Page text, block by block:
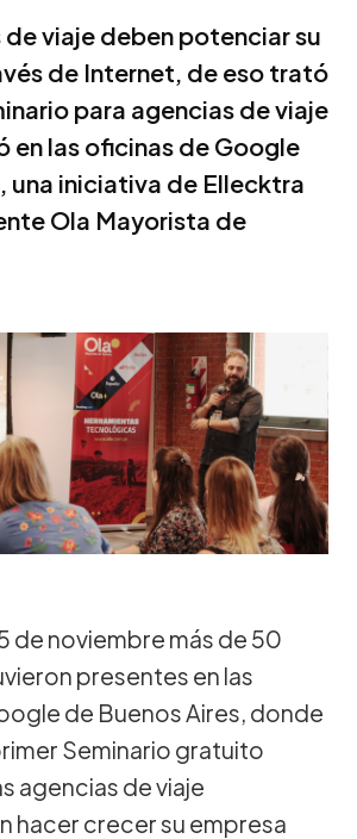
de viaje deben potenciar su
de Internet, de eso trató
para agencias de viaje
en las oficinas de Google
una iniciativa de Ellecktra
Ola Mayorista de
de noviembre más de 50
presentes en las
de Buenos Aires, donde
Seminario gratuito
agencias de viaje
hacer crecer su empresa